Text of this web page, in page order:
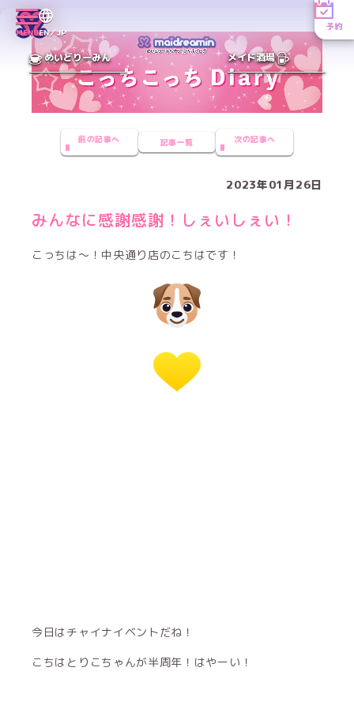
MENUEN／JP
予約
めいどりーみん メイド酒場
前の記事へ 記事一覧 次の記事へ
2023年01月26日
みんなに感謝感謝！しぇいしぇい！
こっちは〜！中央通り店のこちはです！
今日はチャイナイベントだね！
こちはとりこちゃんが半周年！はやーい！